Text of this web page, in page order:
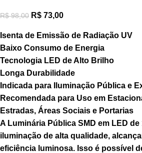
R$98,00 R$ 73,00
Isenta de Emissão de Radiação UV
Baixo Consumo de Energia
Tecnologia LED de Alto Brilho
Longa Durabilidade
Indicada para Iluminação Pública e
Recomendada para Uso em
Estradas, Áreas Sociais e Portarias
A Luminária Pública SMD em LED
iluminação de alta qualidade,
eficiência luminosa. Isso é possível